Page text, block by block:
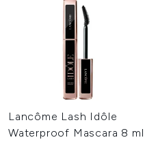
Lancôme Lash Idôle
Waterproof Mascara 8 ml